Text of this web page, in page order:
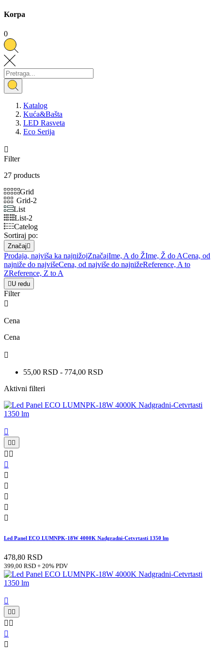
Korpa
0
Katalog
Kuća&Bašta
LED Rasveta
Eco Serija

Filter
27 products
Grid
Grid-2
List
List-2
Catelog
Sortiraj po:
Značaj
Prodaja, najviša ka najnižojZnačajIme, A do ŽIme, Ž do ACena, od
najniže do najvišeCena, od najviše do najnižeReference, A to
ZReference, Z to A
U redu
Filter

Cena
Cena

55,00 RSD - 774,00 RSD
Aktivni filteri


 






Led Panel ECO LUMNPK-18W 4000K Nadgradni-Cetvrtasti 1350 lm
478,80 RSD
399,00 RSD + 20% PDV


 

